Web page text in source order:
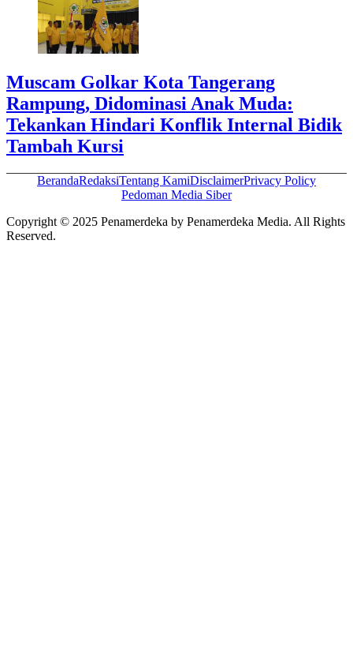
Muscam Golkar Kota Tangerang
Rampung, Didominasi Anak Muda:
Tekankan Hindari Konflik Internal Bidik
Tambah Kursi
BerandaRedaksiTentang KamiDisclaimerPrivacy Policy
Pedoman Media Siber
Copyright © 2025 Penamerdeka by Penamerdeka Media. All Rights
Reserved.